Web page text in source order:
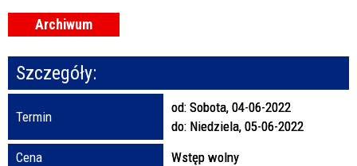
Organizator
Promowane
Archiwum
Szczegóły:
Termin
od: Sobota, 04-06-2022
do: Niedziela, 05-06-2022
Cena
Wstęp wolny